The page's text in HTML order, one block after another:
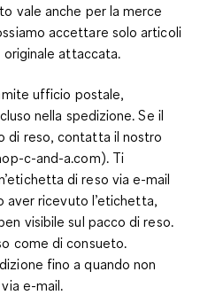
vale anche per la merce
accettare solo articoli
originale attaccata.
ufficio postale,
nella spedizione. Se il
di reso, contatta il nostro
c-and-a.com). Ti
di reso via e-mail
aver ricevuto l’etichetta,
visibile sul pacco di reso.
come di consueto.
fino a quando non
e-mail.